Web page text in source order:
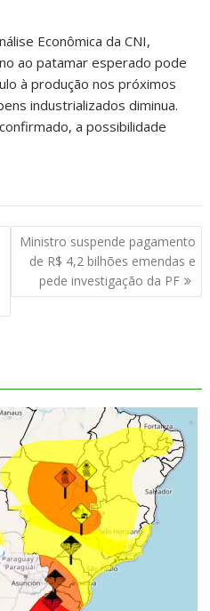
Econômica da CNI,
ao patamar esperado pode
à produção nos próximos
industrializados diminua.
a possibilidade
Ministro suspende pagamento
de R$ 4,2 bilhões emendas e
pede investigação da PF